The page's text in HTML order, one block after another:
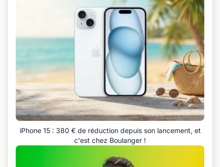
iPhone 15 : 380 € de réduction depuis son lancement, et
c'est chez Boulanger !